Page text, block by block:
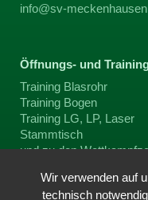
info@sv-
Öffnungs- und
Training Blasrohr
Training Bogen
Training LG, LP, Laser
Stammtisch
und zu den
Wir verwenden auf
technisch